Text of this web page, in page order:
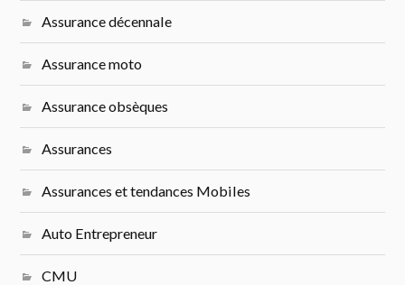
Assurance décennale
Assurance moto
Assurance obsèques
Assurances
Assurances et tendances Mobiles
Auto Entrepreneur
CMU